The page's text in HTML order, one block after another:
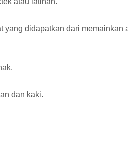
yang didapatkan dari memainkan
.
dan kaki.